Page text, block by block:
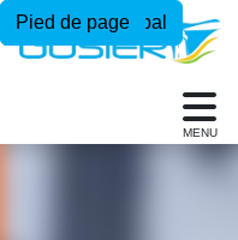
Menu principal
Contenu principal
Pied de page
MENU